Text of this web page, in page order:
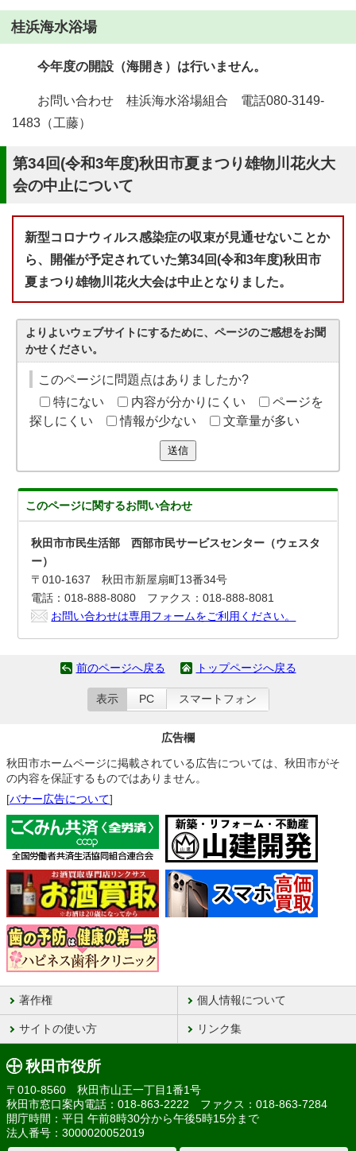
桂浜海水浴場
今年度の開設（海開き）は行いません。
お問い合わせ 桂浜海水浴場組合 電話080-3149-
1483（工藤）
第34回(令和3年度)秋田市夏まつり雄物川花火大
会の中止について
新型コロナウィルス感染症の収束が見通せないことか
ら、開催が予定されていた第34回(令和3年度)秋田市
夏まつり雄物川花火大会は中止となりました。
よりよいウェブサイトにするために、ページのご感想をお聞
かせください。
このページに問題点はありましたか?
特にない
内容が分かりにくい
ページを
探しにくい
情報が少ない 文章量が多い
送信
このページに関するお問い合わせ
秋田市市民生活部 西部市民サービスセンター（ウェスタ
ー）
〒010-1637 秋田市新屋扇町13番34号
電話：018-888-8080 ファクス：018-888-8081
お問い合わせは専用フォームをご利用ください。
前のページへ戻る トップページへ戻る
表示 PC スマートフォン
広告欄
秋田市ホームページに掲載されている広告については、秋田市がそ
の内容を保証するものではありません。
[バナー広告について]
著作権 個人情報について
サイトの使い方 リンク集
秋田市役所
〒010-8560 秋田市山王一丁目1番1号
秋田市窓口案内電話：018-863-2222 ファクス：018-863-7284
開庁時間：平日 午前8時30分から午後5時15分まで
法人番号：3000020052019